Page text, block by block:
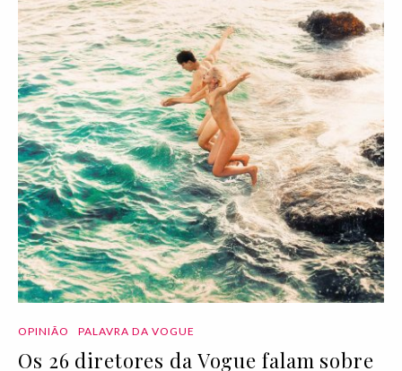
OPINIÃO PALAVRA DA VOGUE
Os 26 diretores da Vogue falam sobre